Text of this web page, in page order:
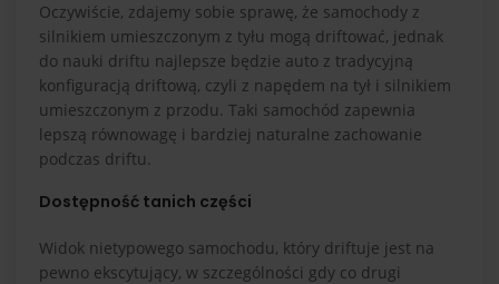
Oczywiście, zdajemy sobie sprawę, że samochody z
silnikiem umieszczonym z tyłu mogą driftować, jednak
do nauki driftu najlepsze będzie auto z tradycyjną
konfiguracją driftową, czyli z napędem na tył i silnikiem
umieszczonym z przodu. Taki samochód zapewnia
lepszą równowagę i bardziej naturalne zachowanie
podczas driftu.
Dostępność tanich części
Widok nietypowego samochodu, który driftuje jest na
pewno ekscytujący, w szczególności gdy co drugi